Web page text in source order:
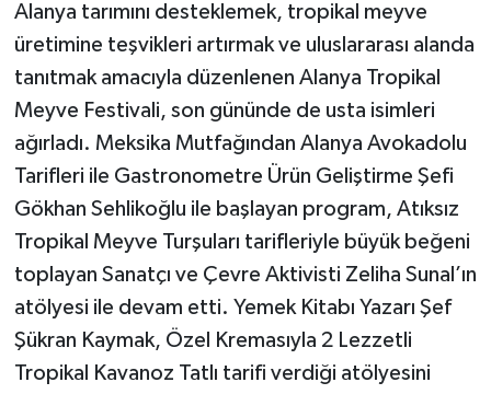
Alanya tarımını desteklemek, tropikal meyve
üretimine teşvikleri artırmak ve uluslararası alanda
tanıtmak amacıyla düzenlenen Alanya Tropikal
Meyve Festivali, son gününde de usta isimleri
ağırladı. Meksika Mutfağından Alanya Avokadolu
Tarifleri ile Gastronometre Ürün Geliştirme Şefi
Gökhan Sehlikoğlu ile başlayan program, Atıksız
Tropikal Meyve Turşuları tarifleriyle büyük beğeni
toplayan Sanatçı ve Çevre Aktivisti Zeliha Sunal’ın
atölyesi ile devam etti. Yemek Kitabı Yazarı Şef
Şükran Kaymak, Özel Kremasıyla 2 Lezzetli
Tropikal Kavanoz Tatlı tarifi verdiği atölyesini